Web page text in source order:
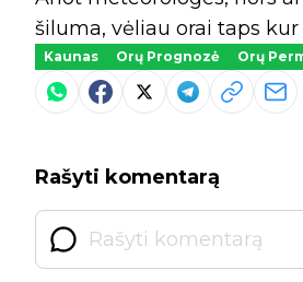
šiluma, vėliau orai taps
Kaunas Orų Prognozė Orų
Rašyti komentarą